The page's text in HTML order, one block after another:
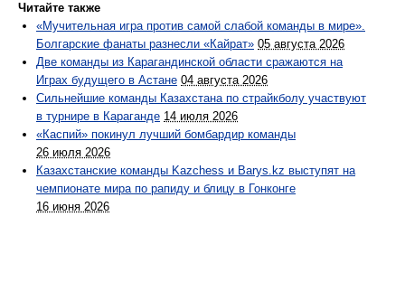
Читайте также
«Мучительная игра против самой слабой команды в мире».
Болгарские фанаты разнесли «Кайрат» 05 августа 2026
Две команды из Карагандинской области сражаются на
Играх будущего в Астане 04 августа 2026
Сильнейшие команды Казахстана по страйкболу участвуют
в турнире в Караганде 14 июля 2026
«Каспий» покинул лучший бомбардир команды
26 июля 2026
Казахстанские команды Kazchess и Barys.kz выступят на
чемпионате мира по рапиду и блицу в Гонконге
16 июня 2026